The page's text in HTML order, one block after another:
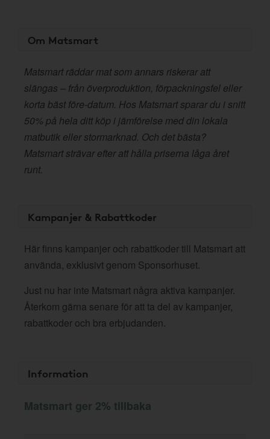
Om Matsmart
Matsmart räddar mat som annars riskerar att
slängas – från överproduktion, förpackningsfel eller
korta bäst före-datum. Hos Matsmart sparar du i snitt
50% på hela ditt köp i jämförelse med din lokala
matbutik eller stormarknad. Och det bästa?
Matsmart strävar efter att hålla priserna låga året
runt.
Kampanjer & Rabattkoder
Här finns kampanjer och rabattkoder till Matsmart att
använda, exklusivt genom Sponsorhuset.
Just nu har inte Matsmart några aktiva kampanjer.
Återkom gärna senare för att ta del av kampanjer,
rabattkoder och bra erbjudanden.
Information
Matsmart ger 2% tillbaka